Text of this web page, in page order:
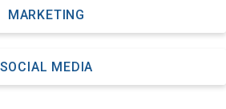
MARKETING
SOCIAL MEDIA